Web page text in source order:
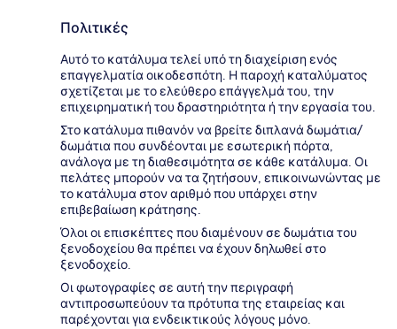
Πολιτικές
Αυτό το κατάλυμα τελεί υπό τη διαχείριση ενός
επαγγελματία οικοδεσπότη. Η παροχή καταλύματος
σχετίζεται με το ελεύθερο επάγγελμά του, την
επιχειρηματική του δραστηριότητα ή την εργασία του.
Στο κατάλυμα πιθανόν να βρείτε διπλανά δωμάτια/
δωμάτια που συνδέονται με εσωτερική πόρτα,
ανάλογα με τη διαθεσιμότητα σε κάθε κατάλυμα. Οι
πελάτες μπορούν να τα ζητήσουν, επικοινωνώντας με
το κατάλυμα στον αριθμό που υπάρχει στην
επιβεβαίωση κράτησης.
Όλοι οι επισκέπτες που διαμένουν σε δωμάτια του
ξενοδοχείου θα πρέπει να έχουν δηλωθεί στο
ξενοδοχείο.
Οι φωτογραφίες σε αυτή την περιγραφή
αντιπροσωπεύουν τα πρότυπα της εταιρείας και
παρέχονται για ενδεικτικούς λόγους μόνο.